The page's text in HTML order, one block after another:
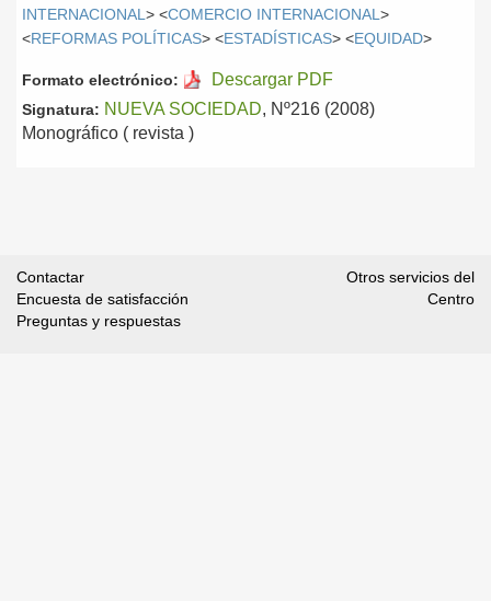
INTERNACIONAL > <COMERCIO INTERNACIONAL >
<REFORMAS POLÍTICAS> <ESTADÍSTICAS> <EQUIDAD>
Formato electrónico: Descargar PDF
Signatura: NUEVA SOCIEDAD, Nº216 (2008)
Monográfico ( revista )
Contactar
Encuesta de satisfacción
Preguntas y respuestas
Otros servicios del
Centro